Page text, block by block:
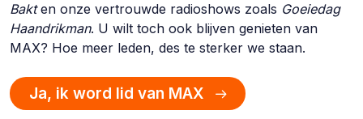
Bakten onze vertrouwde radioshows zoals Goeiedag
Haandrikman. U wilt toch ook blijven genieten van
MAX? Hoe meer leden, des te sterker we staan.
Ja, ik word lid van MAX